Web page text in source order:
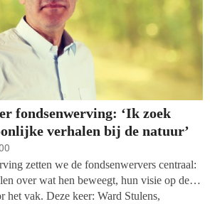
fondsenwerving: ‘Ik zoek
verhalen bij de natuur’
zetten we de fondsenwervers centraal:
over wat hen beweegt, hun visie op de
het vak. Deze keer: Ward Stulens,